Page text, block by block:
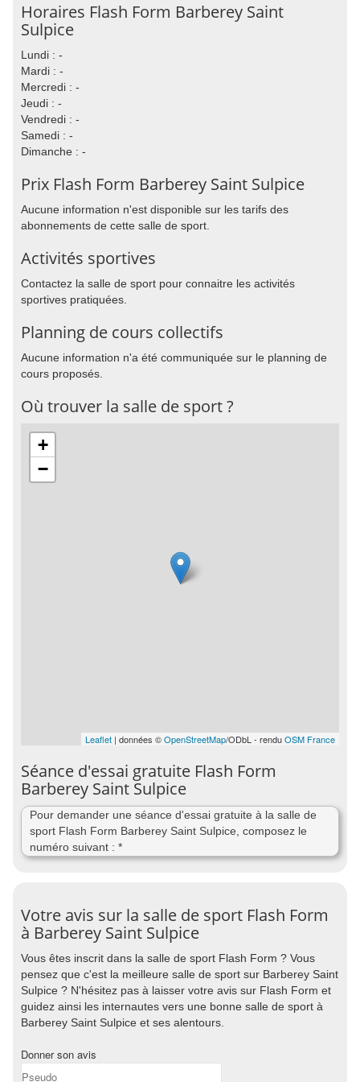
Horaires Flash Form Barberey Saint
Sulpice
Lundi : -
Mardi : -
Mercredi : -
Jeudi : -
Vendredi : -
Samedi : -
Dimanche : -
Prix Flash Form Barberey Saint Sulpice
Aucune information n'est disponible sur les tarifs des
abonnements de cette salle de sport.
Activités sportives
Contactez la salle de sport pour connaitre les activités
sportives pratiquées.
Planning de cours collectifs
Aucune information n'a été communiquée sur le planning de
cours proposés.
Où trouver la salle de sport ?
+
−
Leaflet | données ©OpenStreetMap/ODbL - renduOSM France
Séance d'essai gratuite Flash Form
Barberey Saint Sulpice
Pour demander une séance d'essai gratuite à la salle de
sport Flash Form Barberey Saint Sulpice, composez le
numéro suivant : *
Votre avis sur la salle de sport Flash Form
à Barberey Saint Sulpice
Vous êtes inscrit dans la salle de sport Flash Form ? Vous
pensez que c'est la meilleure salle de sport sur Barberey Saint
Sulpice ? N'hésitez pas à laisser votre avis sur Flash Form et
guidez ainsi les internautes vers une bonne salle de sport à
Barberey Saint Sulpice et ses alentours.
Donner son avis